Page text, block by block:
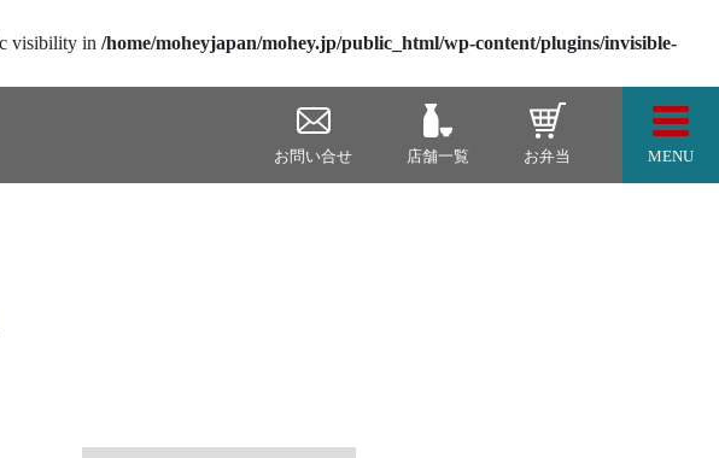
visibility in /home/moheyjapan/mohey.jp/public_html/wp-content/plugins/invisible-
MENU
お問い合せ 店舗一覧 お弁当